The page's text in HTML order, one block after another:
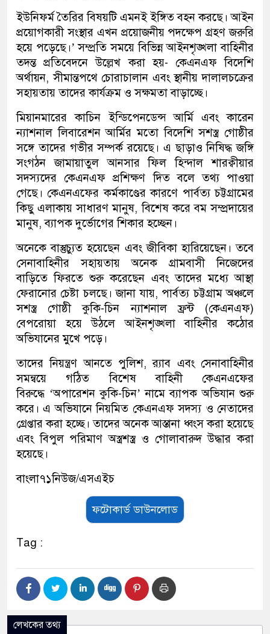
ইউনিফর্ম তৈরির বিষয়টি এমনই ইঙ্গিত বহন করছে। আইন
প্রয়োগকারী সংস্থার এখন প্রয়োজনীয় পদক্ষেপ গ্রহণ জরুরি
হয়ে পড়েছে।’ সম্প্রতি সময়ে বিভিন্ন আইনশৃঙ্খলা বাহিনীর
তদন্ত প্রতিবেদনে উল্লেখ করা হয়- কেএনএফ বিদেশি
অর্থায়ন, সীমান্তপথে চোরাচালান এবং স্থানীয় দালালচক্রের
সহায়তায় তাদের কার্যক্রম ও সক্ষমতা বাড়াচ্ছে।
মিয়ানমারের কাচিন ইন্ডিপেনডেন্স আর্মি এবং কারেন
ন্যাশনাল লিবারেশন আর্মির মতো বিদেশি সশস্ত্র গোষ্ঠীর
সঙ্গে তাদের গভীর সম্পর্ক রয়েছে। এ ছাড়াও নিষিদ্ধ জঙ্গি
সংগঠন জামায়াতুল আনসার ফিল হিন্দাল শারক্বীয়ার
সদস্যদের কেএনএফ প্রশিক্ষণ দিত বলে তথ্য পাওয়া
গেছে। কেএনএফের কর্মকাণ্ডের কারণে পার্বত্য চট্টগ্রামের
কিছু এলাকায় সাধারণ মানুষ, বিশেষ করে বম সম্প্রদায়ের
মানুষ, ব্যাপক দুর্ভোগের শিকার হচ্ছেন।
অনেকে বাস্তুচ্যুত হয়েছেন এবং জীবিকা হারিয়েছেন। তবে
সেনাবাহিনীর সহায়তায় অনেক গ্রামবাসী নিজেদের
বাড়িতে ফিরতে শুরু করেছেন এবং তাদের মধ্যে আস্থা
ফেরানোর চেষ্টা চলছে। জানা যায়, পার্বত্য চট্টগ্রাম অঞ্চলে
সশস্ত্র গোষ্ঠী কুকি-চিন ন্যাশনাল ফ্রন্ট (কেএনএফ)
বেপরোয়া হয়ে উঠলে আইনশৃঙ্খলা বাহিনীর কঠোর
অভিযানের মুখে পড়ে।
তাদের নিয়ন্ত্রণ আনতে পুলিশ, র‌্যাব এবং সেনাবাহিনীর
সমন্বয়ে গঠিত বিশেষ বাহিনী কেএনএফের
বিরুদ্ধে ‘অপারেশন কুকি-চিন’ নামে ব্যাপক অভিযান শুরু
করে। এ অভিযানে নিয়মিত কেএনএফ সদস্য ও নেতাদের
গ্রেপ্তার করা হচ্ছে। তাদের অনেক আস্তানা ধ্বংস করা হয়েছে
এবং বিপুল পরিমাণ অস্ত্রশস্ত্র ও গোলাবারুদ উদ্ধার করা
হয়েছে।
বাংলা৭১নিউজ/এসএইচ
ফটোকার্ড ডাউনলোড
Tag :
লেখকের তথ্য